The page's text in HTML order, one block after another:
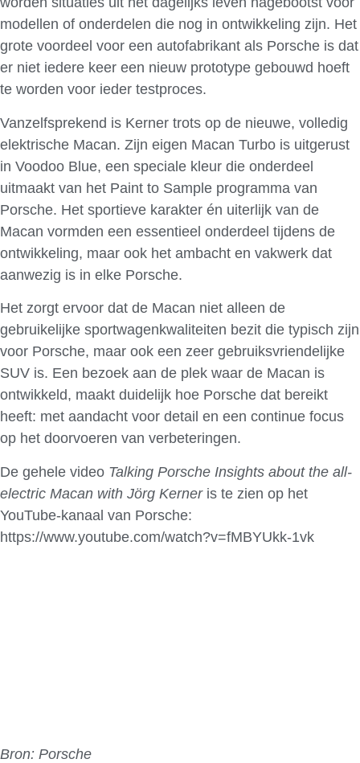
modellen of onderdelen die nog in ontwikkeling zijn. Het
grote voordeel voor een autofabrikant als Porsche is dat
er niet iedere keer een nieuw prototype gebouwd hoeft
te worden voor ieder testproces.
Vanzelfsprekend is Kerner trots op de nieuwe, volledig
elektrische Macan. Zijn eigen Macan Turbo is uitgerust
in Voodoo Blue, een speciale kleur die onderdeel
uitmaakt van het Paint to Sample programma van
Porsche. Het sportieve karakter én uiterlijk van de
Macan vormden een essentieel onderdeel tijdens de
ontwikkeling, maar ook het ambacht en vakwerk dat
aanwezig is in elke Porsche.
Het zorgt ervoor dat de Macan niet alleen de
gebruikelijke sportwagenkwaliteiten bezit die typisch zijn
voor Porsche, maar ook een zeer gebruiksvriendelijke
SUV is. Een bezoek aan de plek waar de Macan is
ontwikkeld, maakt duidelijk hoe Porsche dat bereikt
heeft: met aandacht voor detail en een continue focus
op het doorvoeren van verbeteringen.
De gehele video Talking Porsche Insights about the all-
electric Macan with Jörg Kerner is te zien op het
YouTube-kanaal van Porsche:
https://www.youtube.com/watch?v=fMBYUkk-1vk
Bron: Porsche